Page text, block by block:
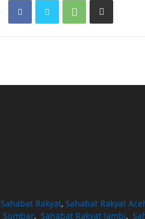
Sahabat Rakyat, Sahabat Rakyat
Sumbar,Sahabat Rakyat Jambi,